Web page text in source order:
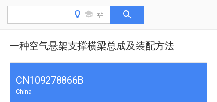
一种空气悬架支撑横梁总成及装配方法
CN109278866B
China